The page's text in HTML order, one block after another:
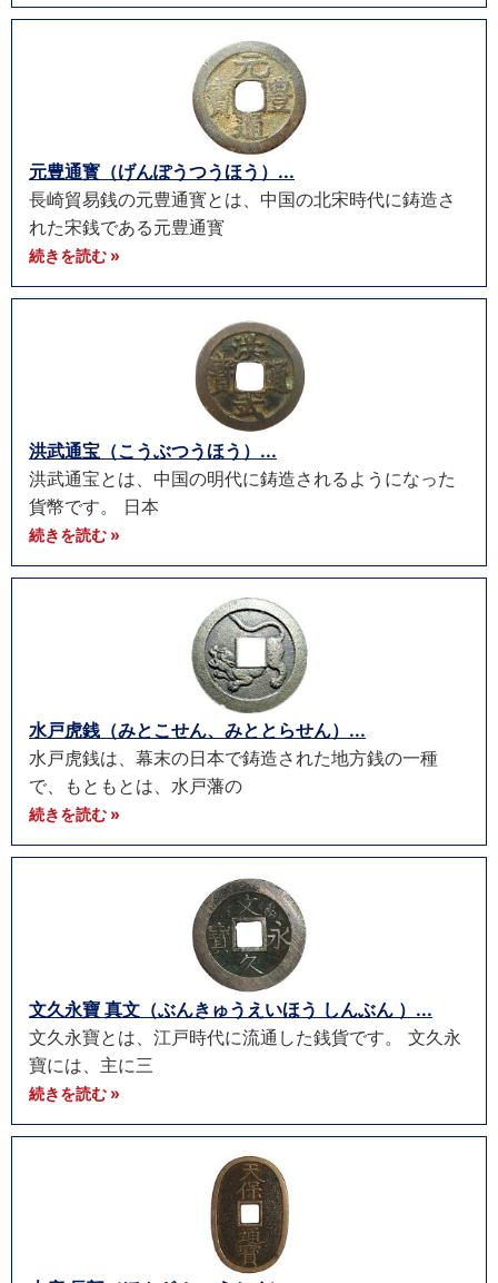
元豊通寳（げんぽうつうほう）...
長崎貿易銭の元豊通寳とは、中国の北宋時代に鋳造さ
れた宋銭である元豊通寳
続きを読む »
洪武通宝（こうぶつうほう）...
洪武通宝とは、中国の明代に鋳造されるようになった
貨幣です。 日本
続きを読む »
水戸虎銭（みとこせん、みととらせん）...
水戸虎銭は、幕末の日本で鋳造された地方銭の一種
で、もともとは、水戸藩の
続きを読む »
文久永寶 真文（ぶんきゅうえいほう しんぶん ）...
文久永寶とは、江戸時代に流通した銭貨です。 文久永
寶には、主に三
続きを読む »